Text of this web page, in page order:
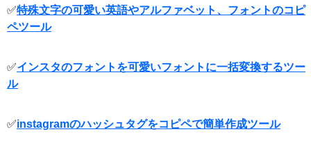
✅特殊文字の可愛い英語やアルファベット、フォントのコピ
ペツール
✅インスタのフォントを可愛いフォントに一括変換するツー
ル
✅instagramのハッシュタグをコピペで簡単作成ツール